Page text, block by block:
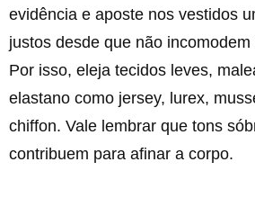
evidência e aposte nos vestidos
justos desde que não
Por isso, eleja tecidos leves,
elastano como jersey, lurex,
chiffon. Vale lembrar que tons
contribuem para afinar a corpo.